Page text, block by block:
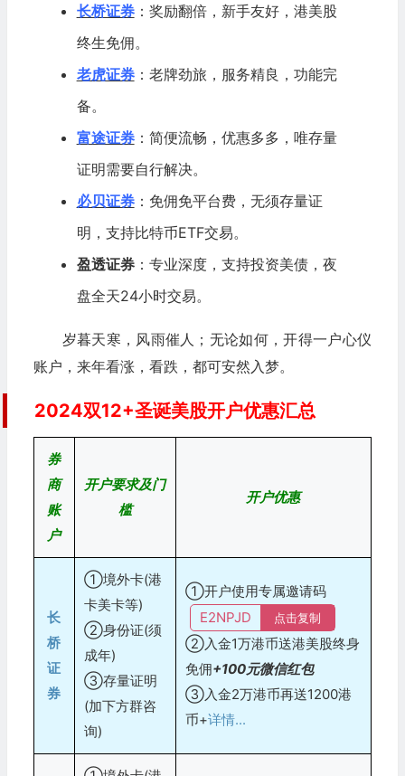
长桥证券：奖励翻倍，新手友好，港美股
终生免佣。
老虎证券：老牌劲旅，服务精良，功能完
备。
富途证券：简便流畅，优惠多多，唯存量
证明需要自行解决。
必贝证券：免佣免平台费，无须存量证
明，支持比特币ETF交易。
盈透证券：专业深度，支持投资美债，夜
盘全天24小时交易。
岁暮天寒，风雨催人；无论如何，开得一户心仪
账户，来年看涨，看跌，都可安然入梦。
2024双12+圣诞美股开户优惠汇总
券
商
账
户
开户要求及门
槛
开户优惠
长
桥
证
券
①境外卡(港
卡美卡等)
②身份证(须
成年)
③存量证明
(加下方群咨
询)
①开户使用专属邀请码
点击复制
E2NPJD
②入金1万港币送港美股终身
免佣+100元微信红包
③入金2万港币再送1200港
币+详情...